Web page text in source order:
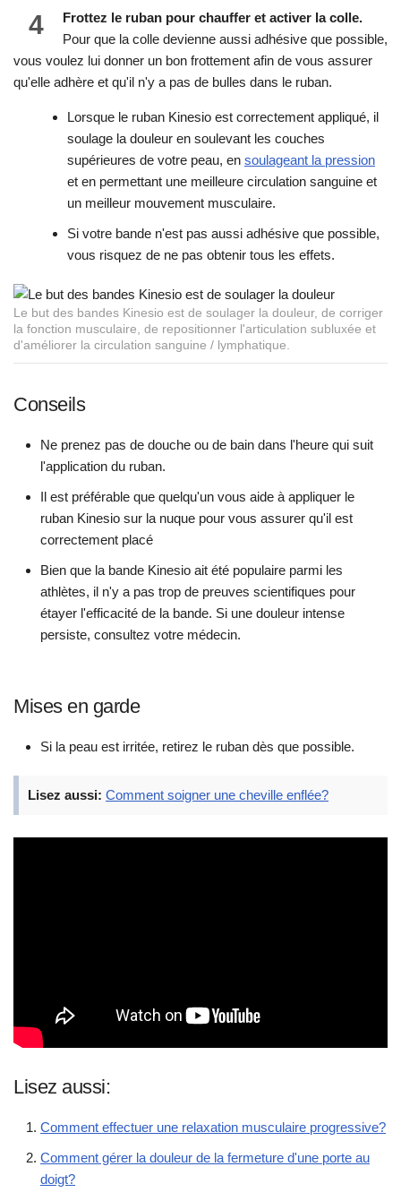
4
Frottez le ruban pour chauffer et activer la colle.
Pour que la colle devienne aussi adhésive que possible,
vous voulez lui donner un bon frottement afin de vous assurer
qu'elle adhère et qu'il n'y a pas de bulles dans le ruban.
Lorsque le ruban Kinesio est correctement appliqué, il
soulage la douleur en soulevant les couches
supérieures de votre peau, en soulageant la pression
et en permettant une meilleure circulation sanguine et
un meilleur mouvement musculaire.
Si votre bande n'est pas aussi adhésive que possible,
vous risquez de ne pas obtenir tous les effets.
Le but des bandes Kinesio est de soulager la douleur, de corriger
la fonction musculaire, de repositionner l'articulation subluxée et
d'améliorer la circulation sanguine / lymphatique.
Conseils
Ne prenez pas de douche ou de bain dans l'heure qui suit
l'application du ruban.
Il est préférable que quelqu'un vous aide à appliquer le
ruban Kinesio sur la nuque pour vous assurer qu'il est
correctement placé
Bien que la bande Kinesio ait été populaire parmi les
athlètes, il n'y a pas trop de preuves scientifiques pour
étayer l'efficacité de la bande. Si une douleur intense
persiste, consultez votre médecin.
Mises en garde
Si la peau est irritée, retirez le ruban dès que possible.
Lisez aussi: Comment soigner une cheville enflée?
Lisez aussi:
Comment effectuer une relaxation musculaire progressive?
Comment gérer la douleur de la fermeture d'une porte au
doigt?